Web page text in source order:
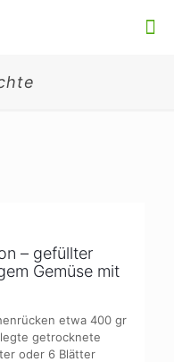
– gefüllter
Gemüse mit
etwa 400 gr
getrocknete
oder 6 Blätter